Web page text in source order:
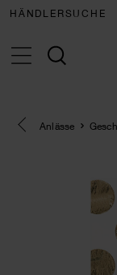
HÄNDLERSUCHE
Eine
Anlässe